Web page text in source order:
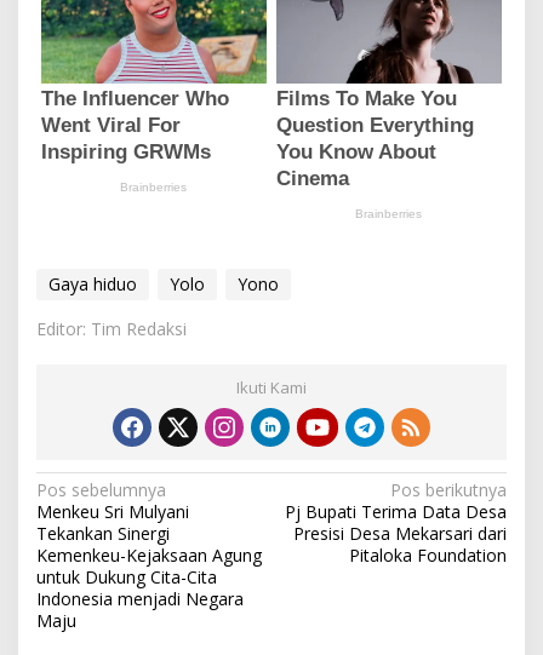
Gaya hiduo Yolo
Yono
Editor: Tim Redaksi
Ikuti Kami
N
a
v
i
g
Pos sebelumnya
Menkeu Sri Mulyani
Tekankan Sinergi
Kemenkeu-Kejaksaan Agung
untuk Dukung Cita-Cita
Indonesia menjadi Negara
Maju
Pos berikutnya
Pj Bupati Terima Data Desa
Presisi Desa Mekarsari dari
Pitaloka Foundation